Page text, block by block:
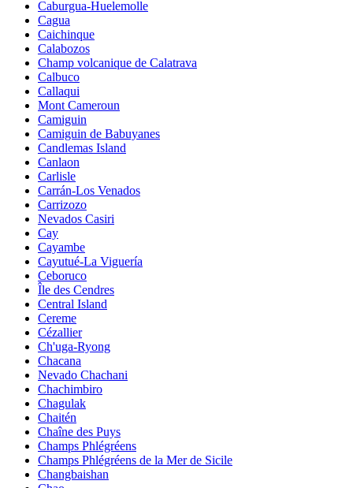
Caburgua-Huelemolle
Cagua
Caichinque
Calabozos
Champ volcanique de Calatrava
Calbuco
Callaqui
Mont Cameroun
Camiguin
Camiguin de Babuyanes
Candlemas Island
Canlaon
Carlisle
Carrán-Los Venados
Carrizozo
Nevados Casiri
Cay
Cayambe
Cayutué-La Viguería
Ceboruco
Île des Cendres
Central Island
Cereme
Cézallier
Ch'uga-Ryong
Chacana
Nevado Chachani
Chachimbiro
Chagulak
Chaitén
Chaîne des Puys
Champs Phlégréens
Champs Phlégréens de la Mer de Sicile
Changbaishan